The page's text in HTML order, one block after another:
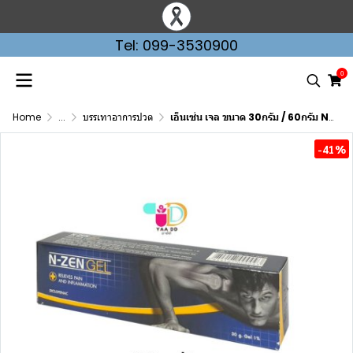
Tel: 099-3530900
0
Home ... บรรเทาอาการปวด เอ็นเซ่น เจล ขนาด 30กรัม / 60กรัม N-ZEN GEL 30G. / 60G.
-41%